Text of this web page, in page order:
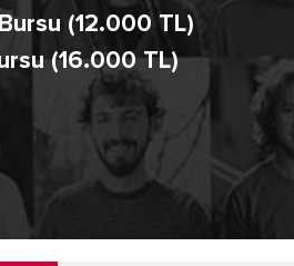
(12.000 TL)
(16.000 TL)